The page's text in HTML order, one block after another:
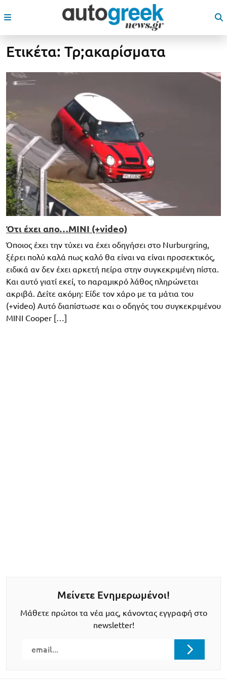
Ετικέτα: Τρ;ακαρίσματα
Ότι έχει απο…MINI (+video)
Όποιος έχει την τύχει να έχει οδηγήσει στο Nurburgring,
ξέρει πολύ καλά πως καλό θα είναι να είναι προσεκτικός,
ειδικά αν δεν έχει αρκετή πείρα στην συγκεκριμένη πίστα.
Και αυτό γιατί εκεί, το παραμικρό λάθος πληρώνεται
ακριβά. Δείτε ακόμη: Είδε τον χάρο με τα μάτια του
(+video) Αυτό διαπίστωσε και ο οδηγός του συγκεκριμένου
MINI Cooper […]
Μείνετε Ενημερωμένοι!
Μάθετε πρώτοι τα νέα μας, κάνοντας εγγραφή στο
newsletter!